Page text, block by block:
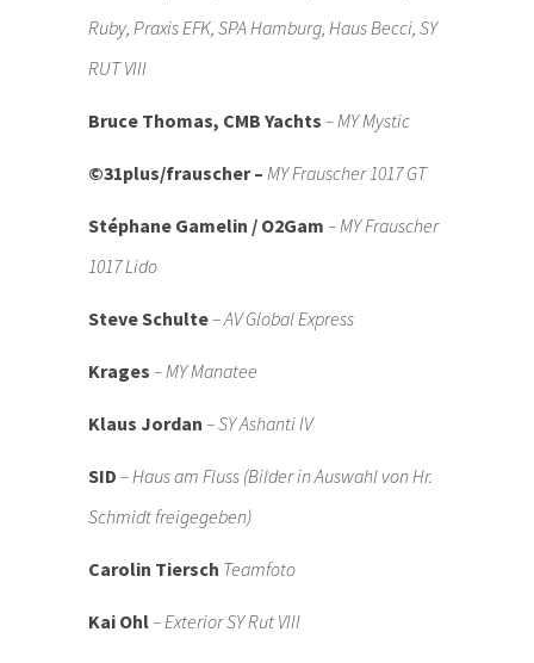
Ruby, Praxis EFK, SPA Hamburg, Haus Becci, SY
RUT VIII
Bruce Thomas, CMB Yachts – MY Mystic
©31plus/frauscher – MY Frauscher 1017 GT
Stéphane Gamelin / O2Gam – MY Frauscher
1017 Lido
Steve Schulte– AV Global Express
Krages – MY Manatee
Klaus Jordan – SY Ashanti IV
SID – Haus am Fluss (Bilder in Auswahl von Hr.
Schmidt freigegeben)
Carolin Tiersch Teamfoto
Kai Ohl– Exterior SY Rut VIII